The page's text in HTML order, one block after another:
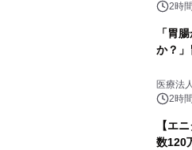
2時
「胃
か？
医療法
2時
【エ
数120